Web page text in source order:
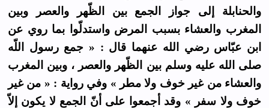
والحنابلة إلى جواز الجمع بين الظّهر والعصر وبين
المغرب والعشاء بسبب المرض واستدلّوا بما روي عن
ابن عبّاس رضي الله عنهما قال : « جمع رسول اللّه
صلى الله عليه وسلم بين الظّهر والعصر ، وبين المغرب
والعشاء من غير خوف ولا مطر » وفي رواية : « من غير
خوف ولا سفر » وقد أجمعوا على أنّ الجمع لا يكون إلاّ